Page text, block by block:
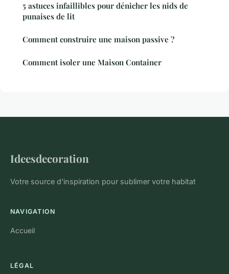
5 astuces infaillibles pour dénicher les nids de
punaises de lit
Comment construire une maison passive ?
Comment isoler une Maison Container
Ideesdecoration
Votre source d'inspiration pour sublimer votre habitat
NAVIGATION
Accueil
LÉGAL